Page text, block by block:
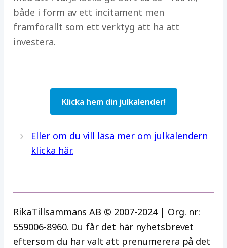
både i form av ett incitament men
framförallt som ett verktyg att ha att
investera.
Klicka hem din julkalender!
Eller om du vill läsa mer om julkalendern
klicka här.
RikaTillsammans AB © 2007-2024 | Org. nr:
559006-8960. Du får det här nyhetsbrevet
eftersom du har valt att prenumerera på det